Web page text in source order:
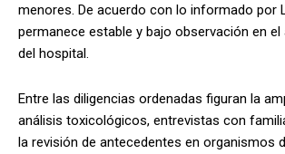
menores. De acuerdo con lo informado por
permanece estable y bajo observación en el
del hospital.
Entre las diligencias ordenadas figuran la
análisis toxicológicos, entrevistas con
la revisión de antecedentes en organismos